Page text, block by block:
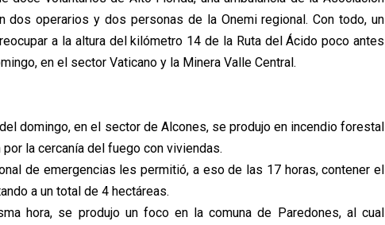
dos operarios y dos personas de la Onemi regional. Con todo, un
a la altura del kilómetro 14 de la Ruta del Ácido poco antes
en el sector Vaticano y la Minera Valle Central.
domingo, en el sector de Alcones, se produjo en incendio forestal
la cercanía del fuego con viviendas.
de emergencias les permitió, a eso de las 17 horas, contener el
a un total de 4 hectáreas.
hora, se produjo un foco en la comuna de Paredones, al cual